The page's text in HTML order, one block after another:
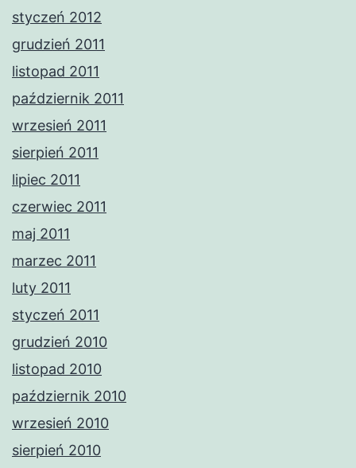
styczeń 2012
grudzień 2011
listopad 2011
październik 2011
wrzesień 2011
sierpień 2011
lipiec 2011
czerwiec 2011
maj 2011
marzec 2011
luty 2011
styczeń 2011
grudzień 2010
listopad 2010
październik 2010
wrzesień 2010
sierpień 2010